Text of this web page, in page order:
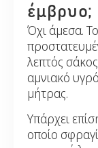
έμβρυο;
Όχι άμεσα.
λεπτός
αμνιακό
μήτρας.
Υπάρχει
οποίο